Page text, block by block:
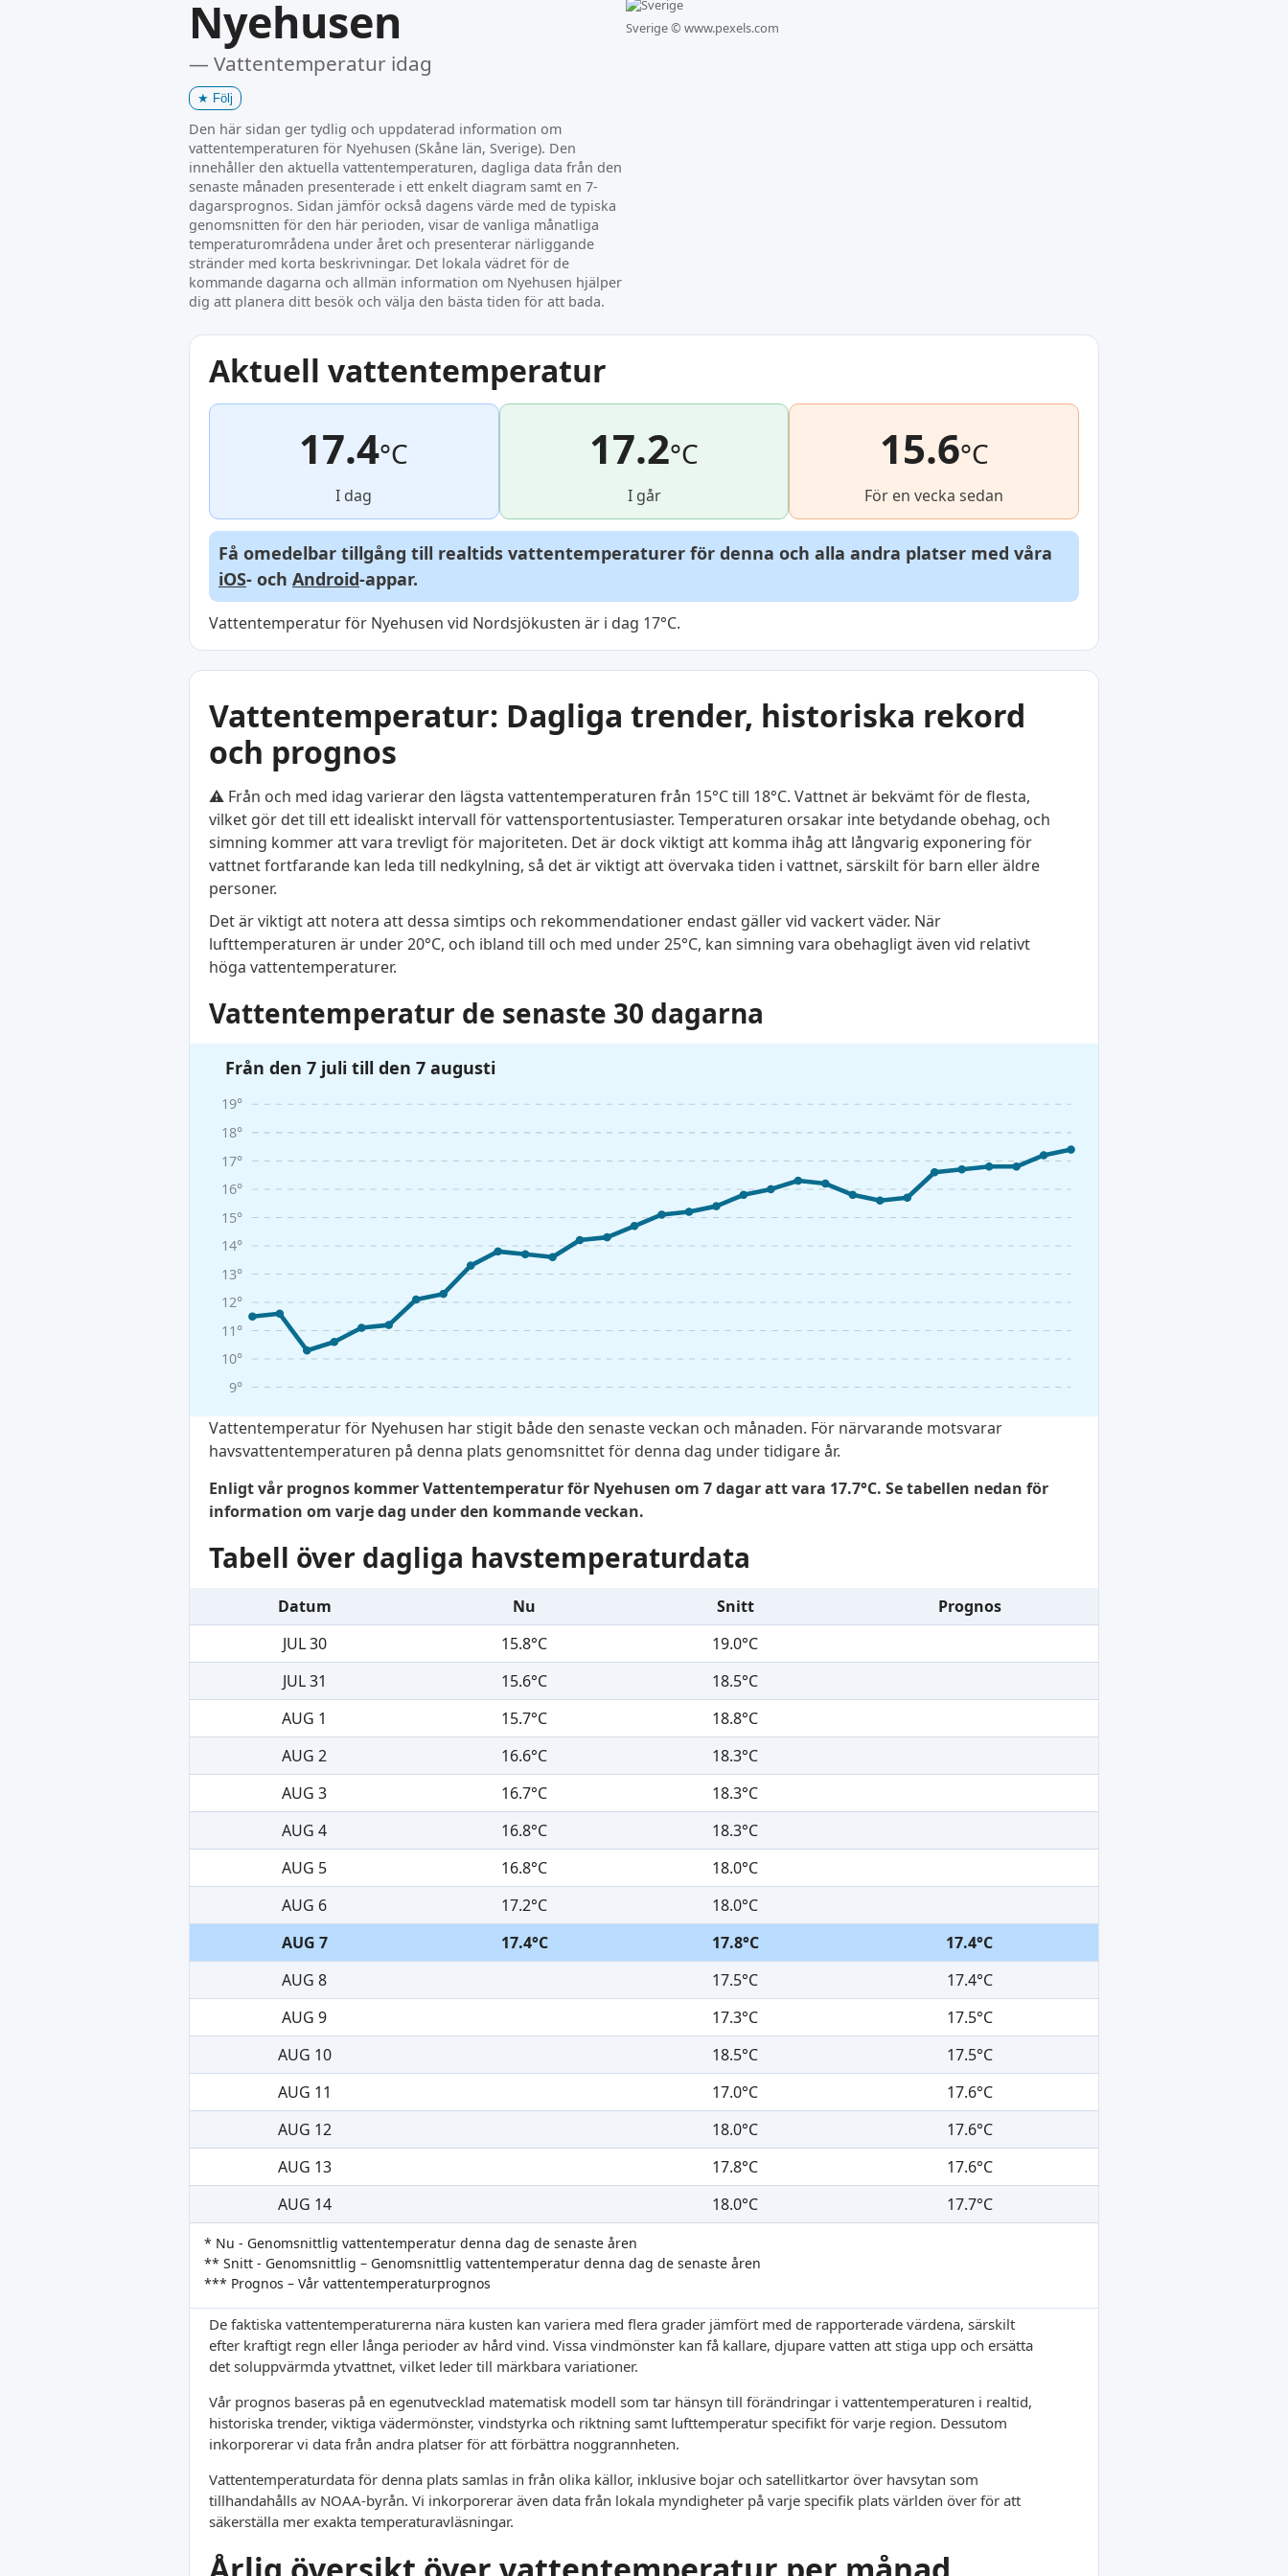
Nyehusen
— Vattentemperatur idag
★ Följ
Den här sidan ger tydlig och uppdaterad information om
vattentemperaturen för Nyehusen (Skåne län, Sverige). Den
innehåller den aktuella vattentemperaturen, dagliga data från den
senaste månaden presenterade i ett enkelt diagram samt en 7-
dagarsprognos. Sidan jämför också dagens värde med de typiska
genomsnitten för den här perioden, visar de vanliga månatliga
temperaturområdena under året och presenterar närliggande
stränder med korta beskrivningar. Det lokala vädret för de
kommande dagarna och allmän information om Nyehusen hjälper
dig att planera ditt besök och välja den bästa tiden för att bada.
Sverige © www.pexels.com
Aktuell vattentemperatur
17.4°C
I dag
17.2°C
I går
15.6°C
För en vecka sedan
Få omedelbar tillgång till realtids vattentemperaturer för denna och alla andra platser med våra
iOS- och Android-appar.
Vattentemperatur för Nyehusen vid Nordsjökusten är i dag 17°C.
Vattentemperatur: Dagliga trender, historiska rekord
och prognos
⚠️ Från och med idag varierar den lägsta vattentemperaturen från 15°C till 18°C. Vattnet är bekvämt för de flesta,
vilket gör det till ett idealiskt intervall för vattensportentusiaster. Temperaturen orsakar inte betydande obehag, och
simning kommer att vara trevligt för majoriteten. Det är dock viktigt att komma ihåg att långvarig exponering för
vattnet fortfarande kan leda till nedkylning, så det är viktigt att övervaka tiden i vattnet, särskilt för barn eller äldre
personer.
Det är viktigt att notera att dessa simtips och rekommendationer endast gäller vid vackert väder. När
lufttemperaturen är under 20°C, och ibland till och med under 25°C, kan simning vara obehagligt även vid relativt
höga vattentemperaturer.
Vattentemperatur de senaste 30 dagarna
Från den 7 juli till den 7 augusti
9°
10°
11°
12°
13°
14°
15°
16°
17°
18°
19°
Vattentemperatur för Nyehusen har stigit både den senaste veckan och månaden. För närvarande motsvarar
havsvattentemperaturen på denna plats genomsnittet för denna dag under tidigare år.
Enligt vår prognos kommer Vattentemperatur för Nyehusen om 7 dagar att vara 17.7°C. Se tabellen nedan för
information om varje dag under den kommande veckan.
Tabell över dagliga havstemperaturdata
Datum Nu Snitt
Prognos
JUL 30
15.8°C
19.0°C
JUL 31
15.6°C
18.5°C
AUG 1
15.7°C
18.8°C
AUG 2
16.6°C
18.3°C
AUG 3
16.7°C
18.3°C
AUG 4
16.8°C
18.3°C
AUG 5
16.8°C
18.0°C
AUG 6
17.2°C
18.0°C
AUG 7
17.4°C 17.8°C
17.4°C
AUG 8
17.5°C
17.4°C
AUG 9
17.3°C
17.5°C
AUG 10
18.5°C
17.5°C
AUG 11
17.0°C
17.6°C
AUG 12
18.0°C
17.6°C
AUG 13
17.8°C
17.6°C
AUG 14
18.0°C 17.7°C
* Nu - Genomsnittlig vattentemperatur denna dag de senaste åren
** Snitt - Genomsnittlig – Genomsnittlig vattentemperatur denna dag de senaste åren
*** Prognos – Vår vattentemperaturprognos
De faktiska vattentemperaturerna nära kusten kan variera med flera grader jämfört med de rapporterade värdena, särskilt
efter kraftigt regn eller långa perioder av hård vind. Vissa vindmönster kan få kallare, djupare vatten att stiga upp och ersätta
det soluppvärmda ytvattnet, vilket leder till märkbara variationer.
Vår prognos baseras på en egenutvecklad matematisk modell som tar hänsyn till förändringar i vattentemperaturen i realtid,
historiska trender, viktiga vädermönster, vindstyrka och riktning samt lufttemperatur specifikt för varje region. Dessutom
inkorporerar vi data från andra platser för att förbättra noggrannheten.
Vattentemperaturdata för denna plats samlas in från olika källor, inklusive bojar och satellitkartor över havsytan som
tillhandahålls av NOAA-byrån. Vi inkorporerar även data från lokala myndigheter på varje specifik plats världen över för att
säkerställa mer exakta temperaturavläsningar.